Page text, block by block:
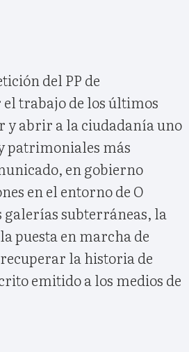
del PP de
el trabajo de los últimos
y abrir a la ciudadanía uno
patrimoniales más
en gobierno
en el entorno de O
galerías subterráneas, la
puesta en marcha de
recuperar la historia de
emitido a los medios de